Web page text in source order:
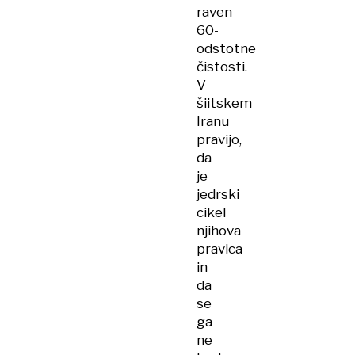
raven
60-
odstotne
čistosti.
V
šiitskem
Iranu
pravijo,
da
je
jedrski
cikel
njihova
pravica
in
da
se
ga
ne